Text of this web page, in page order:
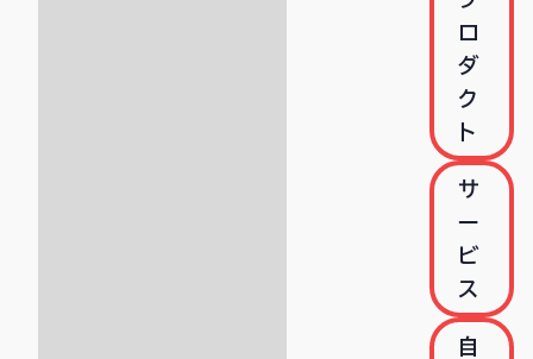
ロ
ダ
ク
ト
サ
ー
ビ
ス
自